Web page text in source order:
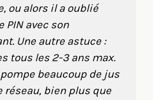
ou alors il a oublié
PIN avec son
Une autre astuce :
tous les 2-3 ans max.
beaucoup de jus
réseau, bien plus que